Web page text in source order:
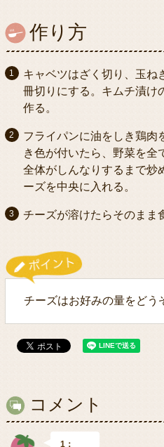
作り方
キャベツはざく切り、玉ね
冊切りにする。キムチ漬け
作る。
フライパンに油をしき鶏肉
き色が付いたら、野菜を全
全体がしんなりするまで炒
ーズを中央に入れる。
チーズが溶けたらそのまま
チーズはお好みの量をどう
コメント
1：